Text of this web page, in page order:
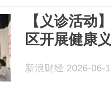
【义诊活动
区开展健康
新浪财经 2026-06-